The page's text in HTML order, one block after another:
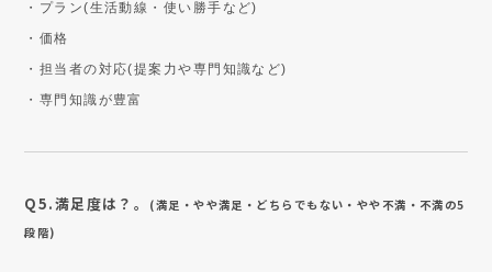
・プラン(生活動線・使い勝手など)
・価格
・担当者の対応(提案力や専門知識など)
・専門知識が豊富
Q5.満足度は？。
(満足・やや満足・どちらでもない・やや不満・不満の5
段階)